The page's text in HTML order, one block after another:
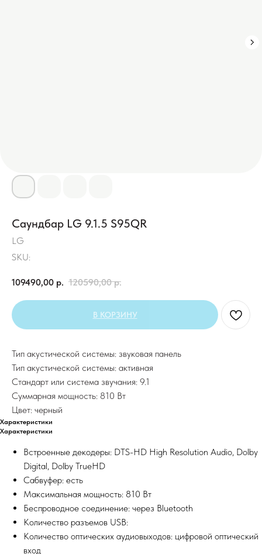
Саундбар LG 9.1.5 S95QR
LG
SKU:
109490,00 р. 120590,00 р.
В КОРЗИНУ
Тип акустической системы: звуковая панель
Тип акустической системы: активная
Стандарт или система звучания: 9.1
Суммарная мощность: 810 Вт
Цвет: черный
Характеристики
Характеристики
Встроенные декодеры: DTS-HD High Resolution Audio, Dolby
Digital, Dolby TrueHD
Сабвуфер: есть
Максимальная мощность: 810 Вт
Беспроводное соединение: через Bluetooth
Количество разъемов USB:
Количество оптических аудиовыходов: цифровой оптический
вход